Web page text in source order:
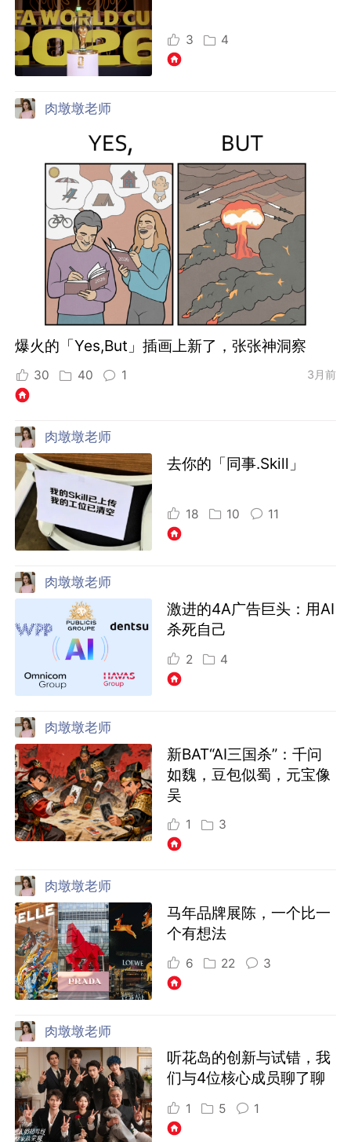
3 4
肉墩墩老师
爆火的「Yes,But」插画上新了，张张神洞察
30 40 1 3月前
肉墩墩老师
去你的「同事.Skill」
18 10 11
肉墩墩老师
激进的4A广告巨头：用AI
杀死自己
2 4
肉墩墩老师
新BAT“AI三国杀”：千问
如魏，豆包似蜀，元宝像
吴
1 3
肉墩墩老师
马年品牌展陈，一个比一
个有想法
6 22 3
肉墩墩老师
听花岛的创新与试错，我
们与4位核心成员聊了聊
1 5 1